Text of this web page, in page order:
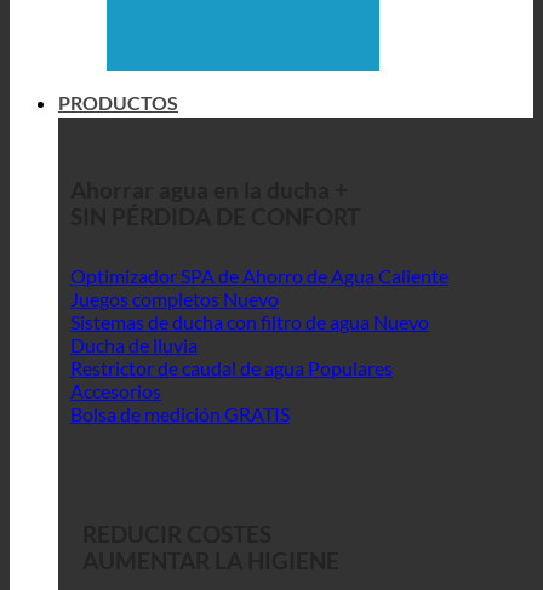
PRODUCTOS
Optimizador SPA de Ahorro de Agua
Juegos completos
Sistemas de ducha con filtro de agua
Ducha de lluvia
Restrictor de caudal de agua
Accesorios
Bolsa de medición GRATIS